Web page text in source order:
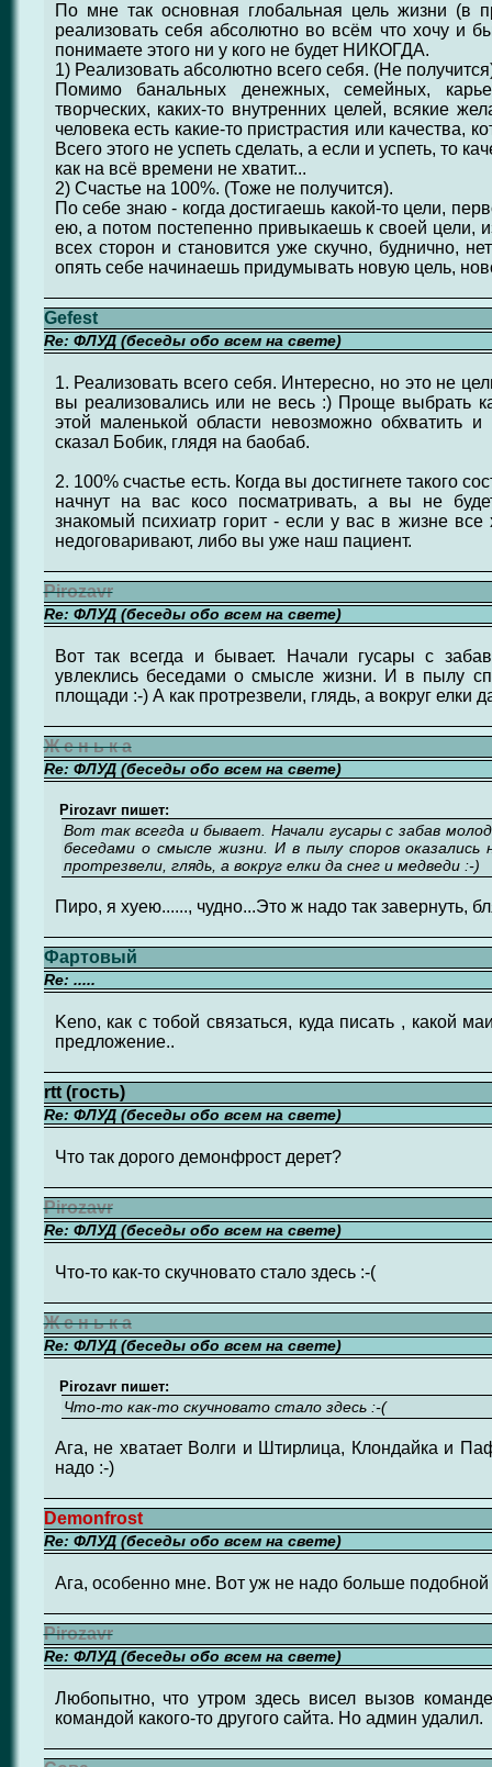
По мне так основная глобальная цель жизни (в
реализовать себя абсолютно во всём что хочу и
понимаете этого ни у кого не будет НИКОГДА.
1) Реализовать абсолютно всего себя. (Не
Помимо банальных денежных, семейных,
творческих, каких-то внутренних целей, всякие
человека есть какие-то пристрастия или качества,
Всего этого не успеть сделать, а если и успеть, то
как на всё времени не хватит...
2) Счастье на 100%. (Тоже не получится).
По себе знаю - когда достигаешь какой-то цели,
ею, а потом постепенно привыкаешь к своей цели,
всех сторон и становится уже скучно, буднично,
опять себе начинаешь придумывать новую цель,
Gefest
Re: ФЛУД (беседы обо всем на свете)
1. Реализовать всего себя. Интересно, но это не
вы реализовались или не весь :) Проще выбрать
этой маленькой области невозможно обхватить
сказал Бобик, глядя на баобаб.
2. 100% счастье есть. Когда вы достигнете такого
начнут на вас косо посматривать, а вы не
знакомый психиатр горит - если у вас в жизне все
недоговаривают, либо вы уже наш пациент.
Pirozavr
Re: ФЛУД (беседы обо всем на свете)
Вот так всегда и бывает. Начали гусары с
увлеклись беседами о смысле жизни. И в пылу
площади :-) А как протрезвели, глядь, а вокруг елки
Ж е н ь к а
Re: ФЛУД (беседы обо всем на свете)
Pirozavr пишет:
Вот так всегда и бывает. Начали гусары с забав
беседами о смысле жизни. И в пылу споров
протрезвели, глядь, а вокруг елки да снег и медведи :-)
Пиро, я хуею......, чудно...Это ж надо так завернуть,
Фартовый
Re: .....
Keno, как с тобой связаться, куда писать , какой
предложение..
rtt (гость)
Re: ФЛУД (беседы обо всем на свете)
Что так дорого демонфрост дерет?
Pirozavr
Re: ФЛУД (беседы обо всем на свете)
Что-то как-то скучновато стало здесь :-(
Ж е н ь к а
Re: ФЛУД (беседы обо всем на свете)
Pirozavr пишет:
Что-то как-то скучновато стало здесь :-(
Ага, не хватает Волги и Штирлица, Клондайка и
надо :-)
Demonfrost
Re: ФЛУД (беседы обо всем на свете)
Ага, особенно мне. Вот уж не надо больше подобной
Pirozavr
Re: ФЛУД (беседы обо всем на свете)
Любопытно, что утром здесь висел вызов
командой какого-то другого сайта. Но админ удалил.